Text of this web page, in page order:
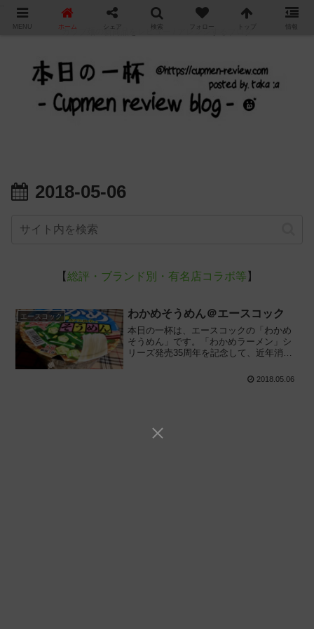
カップ麺の新商品をレビュー / アレンジするブログ
2018-05-06
【総評・ブランド別・有名店コラボ等 】
エースコック わかめそうめん＠エースコック
本日の一杯は、エースコックの「わかめ
そうめん」です。「わかめラーメン」シ
リーズ発売35周年を記念して、近年消費
を活用した期間限定メニューだそうで
2018.05.06
MENU ホーム シェア 検索 フォロー トップ 情報